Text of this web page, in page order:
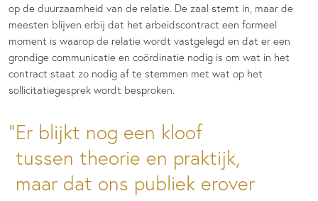
op de duurzaamheid van de relatie. De zaal stemt in, maar de
meesten blijven erbij dat het arbeidscontract een formeel
moment is waarop de relatie wordt vastgelegd en dat er een
grondige communicatie en coördinatie nodig is om wat in het
contract staat zo nodig af te stemmen met wat op het
sollicitatiegesprek wordt besproken.
Er blijkt nog een kloof
tussen theorie en praktijk,
maar dat ons publiek erover